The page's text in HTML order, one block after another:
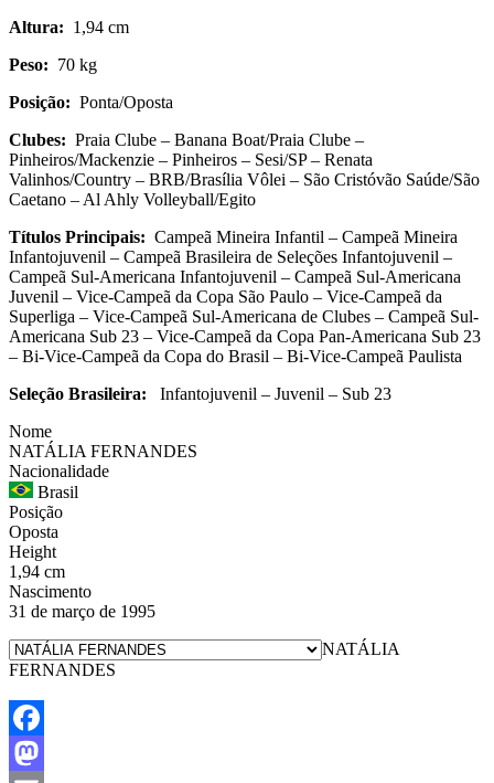
Altura: 1,94 cm
Peso: 70 kg
Posição: Ponta/Oposta
Clubes: Praia Clube – Banana Boat/Praia Clube –
Pinheiros/Mackenzie – Pinheiros – Sesi/SP – Renata
Valinhos/Country – BRB/Brasília Vôlei – São Cristóvão Saúde/São
Caetano – Al Ahly Volleyball/Egito
Títulos Principais: Campeã Mineira Infantil – Campeã Mineira
Infantojuvenil – Campeã Brasileira de Seleções Infantojuvenil –
Campeã Sul-Americana Infantojuvenil – Campeã Sul-Americana
Juvenil – Vice-Campeã da Copa São Paulo – Vice-Campeã da
Superliga – Vice-Campeã Sul-Americana de Clubes – Campeã Sul-
Americana Sub 23 – Vice-Campeã da Copa Pan-Americana Sub 23
– Bi-Vice-Campeã da Copa do Brasil – Bi-Vice-Campeã Paulista
Seleção Brasileira: Infantojuvenil – Juvenil – Sub 23
Nome
NATÁLIA FERNANDES
Nacionalidade
Brasil
Posição
Oposta
Height
1,94 cm
Nascimento
31 de março de 1995
NATÁLIA
FERNANDES
Facebook